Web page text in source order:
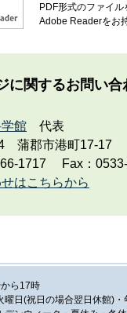
PDF形式のファイ
Adobe Readerをお
に関するお問い合
館
代表
蒲郡市港町17-17
1717
Fax：
はこちらから
ら17時
曜日(祝日の場合翌日休館)